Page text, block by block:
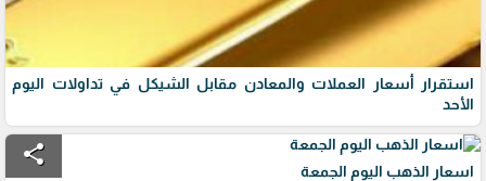
استقرار أسعار العملات والمعادن مقابل الشيكل في تداولات اليوم
الأحد
share
اسعار الذهب اليوم الجمعة